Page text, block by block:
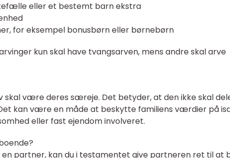
eller et bestemt barn ekstra
for eksempel bonusbørn eller børnebørn
kun skal have tvangsarven, mens andre skal arve
være deres særeje. Det betyder, at den ikke skal
kan være en måde at beskytte familiens værdier på
eller fast ejendom involveret.
en partner, kan du i testamentet give partneren ret til at